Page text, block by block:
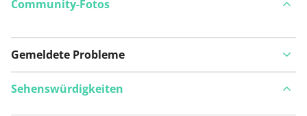
Community-Fotos
Gemeldete Probleme
Sehenswürdigkeiten